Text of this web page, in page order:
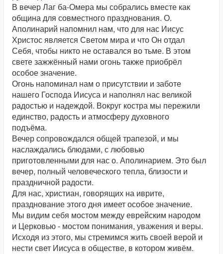
В вечер Лаг ба-Омера мы собрались вместе как
община для совместного празднования. О.
Аполинарий напомнил нам, что для нас Иисус
Христос является Светом мира и что Он отдал
Себя, чтобы никто не оставался во тьме. В этом
свете зажжённый нами огонь также приобрёл
особое значение.
Огонь напоминал нам о присутствии и заботе
нашего Господа Иисуса и наполнял нас великой
радостью и надеждой. Вокруг костра мы пережили
единство, радость и атмосферу духовного
подъёма.
Вечер сопровождался общей трапезой, и мы
наслаждались блюдами, с любовью
приготовленными для нас о. Аполинарием. Это был
вечер, полный человеческого тепла, близости и
праздничной радости.
Для нас, христиан, говорящих на иврите,
празднование этого дня имеет особое значение.
Мы видим себя мостом между еврейским народом
и Церковью - мостом понимания, уважения и веры.
Исходя из этого, мы стремимся жить своей верой и
нести свет Иисуса в обществе, в котором живём.